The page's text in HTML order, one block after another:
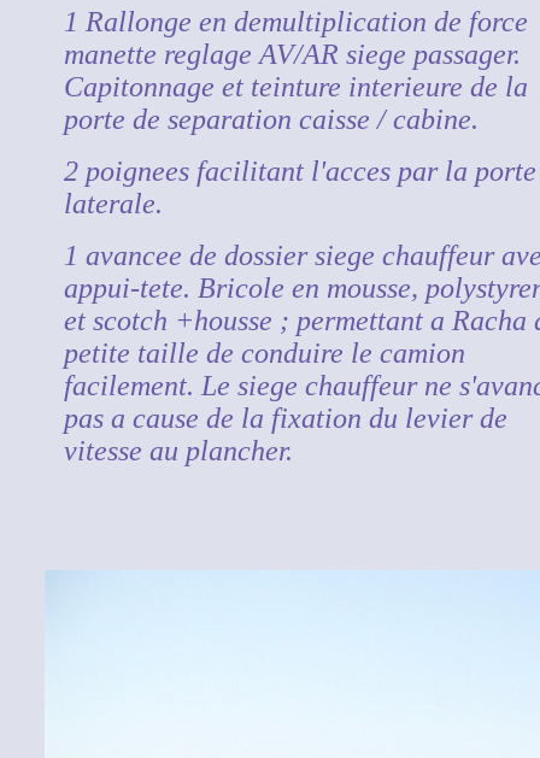
1 Rallonge en demultiplication de force
manette reglage AV/AR siege passager.
Capitonnage et teinture interieure de la
porte de separation caisse / cabine.
2 poignees facilitant l'acces par la porte
laterale.
1 avancee de dossier siege chauffeur
appui-tete. Bricole en mousse,
et scotch +housse ; permettant a Racha
petite taille de conduire le camion
facilement. Le siege chauffeur ne
pas a cause de la fixation du levier de
vitesse au plancher.